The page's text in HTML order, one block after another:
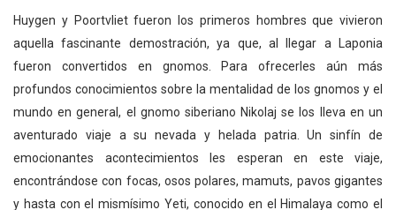
Huygen y Poortvliet fueron los primeros hombres que vivieron
aquella fascinante demostración, ya que, al llegar a Laponia
fueron convertidos en gnomos. Para ofrecerles aún más
profundos conocimientos sobre la mentalidad de los gnomos y el
mundo en general, el gnomo siberiano Nikolaj se los lleva en un
aventurado viaje a su nevada y helada patria. Un sinfín de
emocionantes acontecimientos les esperan en este viaje,
encontrándose con focas, osos polares, mamuts, pavos gigantes
y hasta con el mismísimo Yeti, conocido en el Himalaya como el